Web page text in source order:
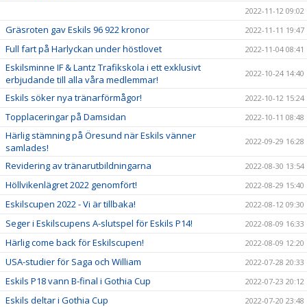
2022-11-12 09:02
Gräsroten gav Eskils 96 922 kronor 2022-11-11 19:47
Full fart på Harlyckan under höstlovet 2022-11-04 08:41
Eskilsminne IF & Lantz Trafikskola i ett exklusivt
erbjudande till alla våra medlemmar!
2022-10-24 14:40
Eskils söker nya tränarförmågor! 2022-10-12 15:24
Topplaceringar på Damsidan 2022-10-11 08:48
Härlig stämning på Öresund när Eskils vänner
samlades!
2022-09-29 16:28
Revidering av tränarutbildningarna 2022-08-30 13:54
Höllvikenlägret 2022 genomfört! 2022-08-29 15:40
Eskilscupen 2022 - Vi är tillbaka! 2022-08-12 09:30
Seger i Eskilscupens A-slutspel för Eskils P14! 2022-08-09 16:33
Härlig come back för Eskilscupen! 2022-08-09 12:20
USA-studier för Saga och William 2022-07-28 20:33
Eskils P18 vann B-final i Gothia Cup 2022-07-23 20:12
Eskils deltar i Gothia Cup 2022-07-20 23:48